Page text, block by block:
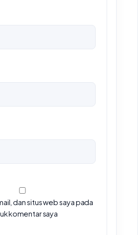
dan situs web saya pada
komentar saya